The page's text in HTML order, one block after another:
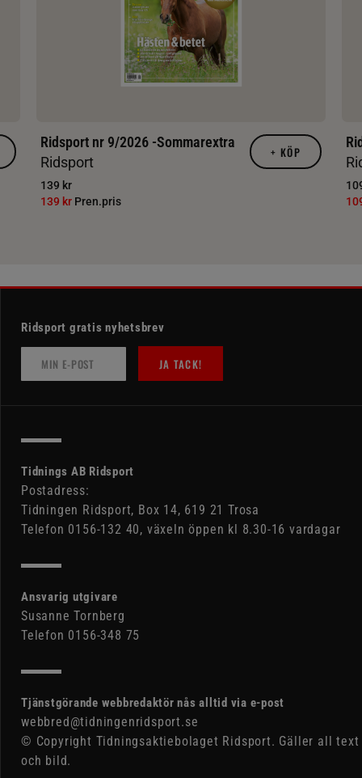
Ridsport nr 9/2026 -Sommarextra
Ridsport
139 kr
139 kr Pren.pris
+ KÖP
Ridsport gratis nyhetsbrev
JA TACK!
Tidnings AB Ridsport
Postadress:
Tidningen Ridsport, Box 14, 619 21 Trosa
Telefon 0156-132 40, växeln öppen kl 8.30-16 vardagar
Ansvarig utgivare
Susanne Tornberg
Telefon 0156-348 75
Tjänstgörande webbredaktör nås alltid via e-post
webbred@tidningenridsport.se
© Copyright Tidningsaktiebolaget Ridsport. Gäller all text
och bild.